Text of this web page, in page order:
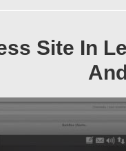
Site In